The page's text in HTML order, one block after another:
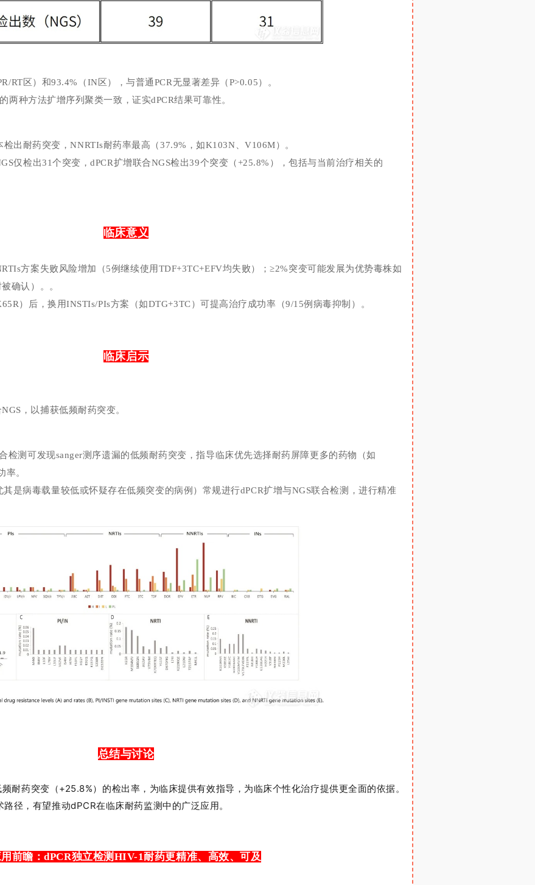
RT区）和93.4%（IN区），与普通PCR无显著差异（P>0.05）。
两种方法扩增序列聚类一致，证实dPCR结果可靠性。
出耐药突变，NNRTIs耐药率最高（37.9%，如K103N、V106M）。
仅检出31个突变，dPCR扩增联合NGS检出39个突变（+25.8%），包括与当前治疗相关的
临床意义
方案失败风险增加 （5例继续使用TDF+3TC+EFV均失败）；≥2%突变可能发展为优势毒株如
确认）。
。
）后，换用INSTIs/PIs方案（如DTG+3TC）可提高治疗成功率（9/15例病毒抑制）。
临床启示
，以捕获低频耐药突变。
检测可发现sanger测序遗漏的低频耐药突变，指导临床优先选择耐药屏障更多的药物
（如
率。
其是病毒载量较低或怀疑存在低频突变的病例）常规进行dPCR扩增与NGS联合检测，进行精准
总结与讨论
耐药突变（+25.8%）的检出率，为临床提供有效指导，为临床个性化治疗提供更全面的依据。
径，有望推动dPCR在临床耐药监测中的广泛应用。
前瞻：dPCR独立检测HIV-1耐药更精准、高效、可及